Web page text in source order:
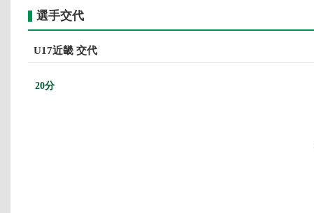
選手交代
U17近畿 交代
20分